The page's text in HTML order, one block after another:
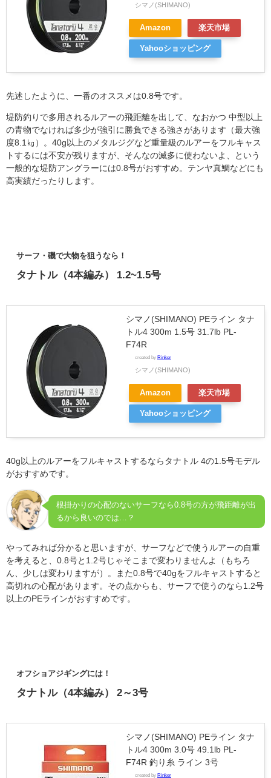
シマノ(SHIMANO)
Amazon 楽天市場
Yahooショッピング
先述したように、一番のオススメは0.8号です。
堤防釣りで多用されるルアーの飛距離を出して、なおかつ 中型以上
の青物でなければ多少が強引に勝負できる強さがあります（最大強
度8.1㎏）。40g以上のメタルジグなど重量級のルアーをフルキャス
トするには不安が残りますが、そんなの滅多に使わないよ、という
一般的な堤防アングラーには0.8号がおすすめ。テンヤ真鯛などにも
高実績だったりします。
サーフ・磯で大物を狙うなら！
タナトル（4本編み） 1.2~1.5号
シマノ(SHIMANO) PEライン タナ
トル4 300m 1.5号 31.7lb PL-
F74R
created by Rinker
シマノ(SHIMANO)
Amazon 楽天市場
Yahooショッピング
40g以上のルアーをフルキャストするならタナトル 4の1.5号モデル
がおすすめです。
根掛かりの心配のないサーフなら0.8号の方が飛距離が出
るから良いのでは…？
やってみれば分かると思いますが、サーフなどで使うルアーの自重
を考えると、0.8号と1.2号じゃそこまで変わりませんよ（もちろ
ん、少しは変わりますが）。また0.8号で40gをフルキャストすると
高切れの心配があります。その点からも、サーフで使うのなら1.2号
以上のPEラインがおすすめです。
オフショアジギングには！
タナトル（4本編み） 2～3号
シマノ(SHIMANO) PEライン タナ
トル4 300m 3.0号 49.1lb PL-
F74R 釣り糸 ライン 3号
created by Rinker